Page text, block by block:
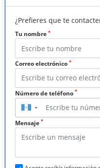
¿Prefieres que te
Tu nombre *
Correo electrónico *
Número de teléfono *
▼
Mensaje *